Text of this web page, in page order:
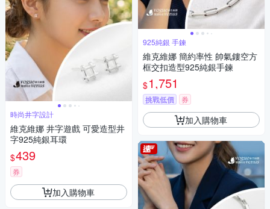
時尚井字設計
維克維娜 井字遊戲 可愛造型井
字925純銀耳環
$439
券
加入購物車
925純銀 手鍊
維克維娜 簡約率性 帥氣鏤空方
框交扣造型925純銀手鍊
$1,751
挑戰低價 券
加入購物車